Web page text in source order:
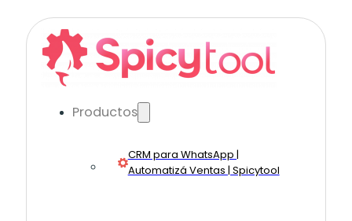
Productos
CRM para WhatsApp |
Automatizá Ventas | Spicytool